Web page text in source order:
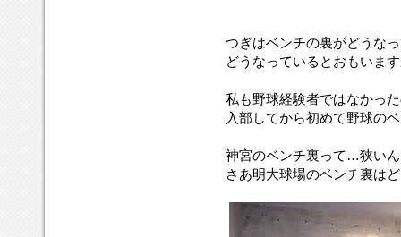
つぎはベンチの裏がどうな
どうなっているとおもいま
私も野球経験者ではなかっ
入部してから初めて野球の
神宮のベンチ裏って…狭い
さあ明大球場のベンチ裏は